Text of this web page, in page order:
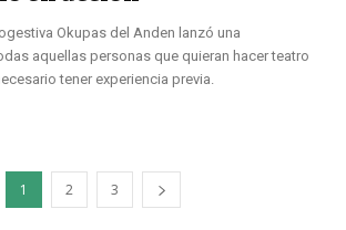
Okupas del Anden lanzó una
aquellas personas que quieran hacer teatro
tener experiencia previa.
1 2 3